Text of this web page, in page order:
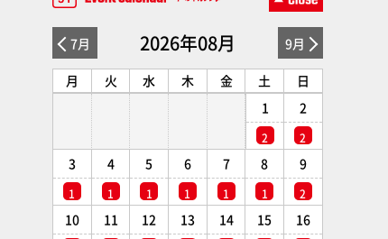
7月 2026年08月 9月
月 火 水 木 金 土
日
1
2
2
2
3
1
4
1
5
1
6
1
7
1
8
1
9
2
10 11 12 13 14 15 16